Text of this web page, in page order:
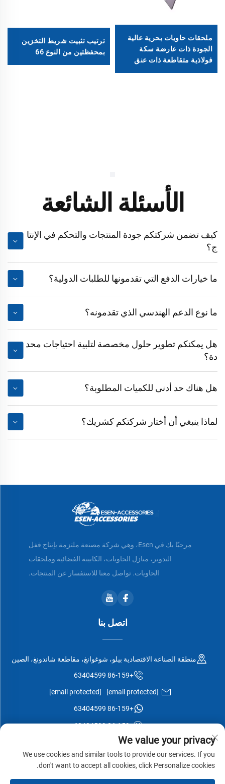
ملحقات حاويات بحرية عالية
الجودة ذات عارضة سكة
فولاذية متقاطعة ذات عنق
ترتيب تثبيت شريط التخزين
بمحفظتين من النوع 66
الأسئلة الشائعة
كيف تضمن شركتكم جودة المنتجات والتحكم في الإنتا
ج؟
ما خيارات الدفع التي تقدمونها للطلبات الدولية؟
ما نوع الدعم الهندسي الذي تقدمونه؟
هل يمكنكم تطوير حلول مخصصة لتلبية احتياجات محد
دة؟
هل هناك حد أدنى للكميات المطلوبة؟
لماذا ينبغي أن أختار شركتكم كشريك؟
مرحبًا بك في Esen، وهي شركة مصنعة ملتزمة بإنتاج قفل
التدوير، منازل الحاويات، الكابينة الفضائية وملحقات
الحاويات. تواصل معنا للاستفسار عن المنتجات.
اتصل بنا
منطقة الصناعة الاقتصادية بيلو، شوغوانغ، مقاطعة شاندونغ، الصين
+86-159 63404599
[email protected]
[email protected]
+86-159 63404599
+86-159 63404599
We value your privacy
We use cookies and similar tools to provide our services. If you
don't want to accept all cookies, click Personalize cookies.